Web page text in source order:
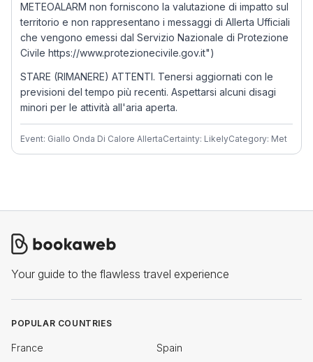
METEOALARM non forniscono la valutazione di impatto sul
territorio e non rappresentano i messaggi di Allerta Ufficiali
che vengono emessi dal Servizio Nazionale di Protezione
Civile https://www.protezionecivile.gov.it")
STARE (RIMANERE) ATTENTI. Tenersi aggiornati con le
previsioni del tempo più recenti. Aspettarsi alcuni disagi
minori per le attività all'aria aperta.
Event: Giallo Onda Di Calore AllertaCertainty: LikelyCategory: Met
Your guide to the flawless travel experience
POPULAR COUNTRIES
France Spain